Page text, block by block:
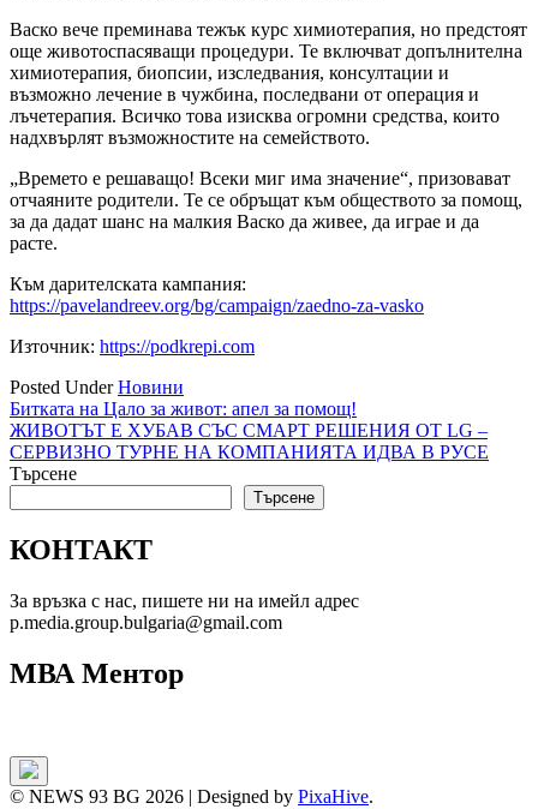
Васко вече преминава тежък курс химиотерапия, но предстоят
още животоспасяващи процедури. Те включват допълнителна
химиотерапия, биопсии, изследвания, консултации и
възможно лечение в чужбина, последвани от операция и
лъчетерапия. Всичко това изисква огромни средства, които
надхвърлят възможностите на семейството.
„Времето е решаващо! Всеки миг има значение“, призовават
отчаяните родители. Те се обръщат към обществото за помощ,
за да дадат шанс на малкия Васко да живее, да играе и да
расте.
Към дарителската кампания:
https://pavelandreev.org/bg/campaign/zaedno-za-vasko
Източник: https://podkrepi.com
Posted UnderНовини
Навигация
Битката на Цало за живот: апел за помощ!
ЖИВОТЪТ Е ХУБАВ СЪС СМАРТ РЕШЕНИЯ ОТ LG –
СЕРВИЗНО ТУРНЕ НА КОМПАНИЯТА ИДВА В РУСЕ
Търсене
Търсене
КОНТАКТ
За връзка с нас, пишете ни на имейл адрес
p.media.group.bulgaria@gmail.com
МВА Ментор
© NEWS 93 BG 2026 | Designed by PixaHive.